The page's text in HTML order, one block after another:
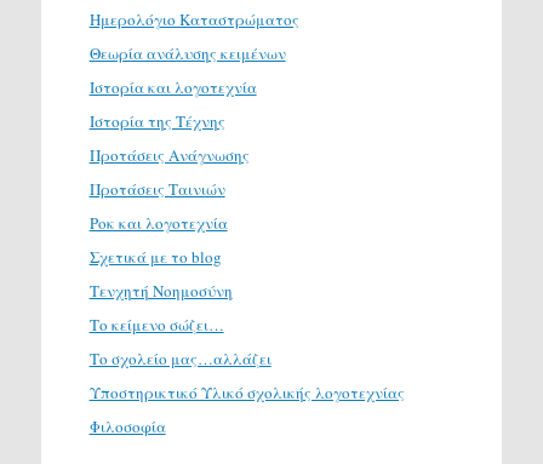
Ημερολόγιο Καταστρώματος
Θεωρία ανάλυσης κειμένων
Ιστορία και λογοτεχνία
Ιστορία της Τέχνης
Προτάσεις Ανάγνωσης
Προτάσεις Ταινιών
Ροκ και λογοτεχνία
Σχετικά με το blog
Τενχητή Νοημοσύνη
Το κείμενο σώζει…
Το σχολείο μας…αλλάζει
Υποστηρικτικό Υλικό σχολικής λογοτεχνίας
Φιλοσοφία